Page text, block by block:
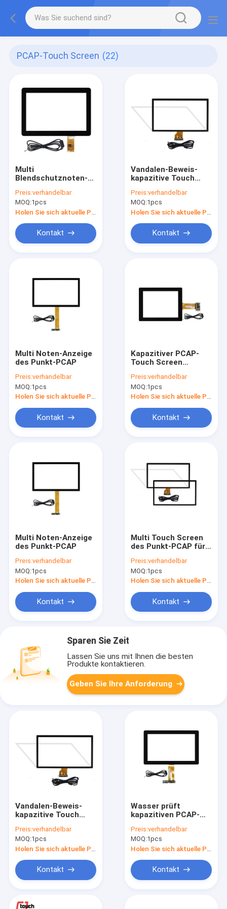
PCAP-Touch Screen (22)
Multi
Blendschutznoten-
Berührungseingabe
Bildschirm
Preis:verhandelbar
MOQ:1pcs
Kontakt
Vandalen-Beweis-
kapazitive Touch
Preis:verhandelbar
MOQ:1pcs
Kontakt
Multi Noten-Anzeige
des Punkt-PCAP
Preis:verhandelbar
MOQ:1pcs
Kontakt
Kapazitiver PCAP-
Touch Screen
mit USB-
Schnittstelle 10,4
Zoll Blendschutz
Preis:verhandelbar
MOQ:1pcs
Kontakt
Multi Noten-Anzeige
des Punkt-PCAP
Preis:verhandelbar
MOQ:1pcs
Holen Sie sich aktuelle Preis
Kontakt
Multi Touch Screen
des Punkt-PCAP für
Eingangsspannung
5V
Preis:verhandelbar
MOQ:1pcs
Holen Sie sich aktuelle Preis
Kontakt
Sparen Sie Zeit
Lassen Sie uns mit Ihnen die besten
Produkte kontaktieren.
Geben Sie Ihre Anforderung
Vandalen-Beweis-
kapazitive Touch
Preis:verhandelbar
MOQ:1pcs
Kontakt
Wasser prüft
kapazitiven PCAP-
Monitor für Kiosk
Position 7-55“
Preis:verhandelbar
MOQ:1pcs
Kontakt